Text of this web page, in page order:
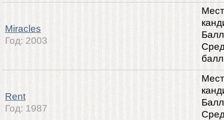
Miracles
Год: 2003
Rent
Год: 1987